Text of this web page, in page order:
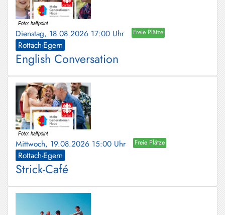
Dienstag, 18.08.2026 17:00 Uhr Freie Plätze
Rottach-Egern
English Conversation
Mittwoch, 19.08.2026 15:00 Uhr Freie Plätze
Rottach-Egern
Strick-Café